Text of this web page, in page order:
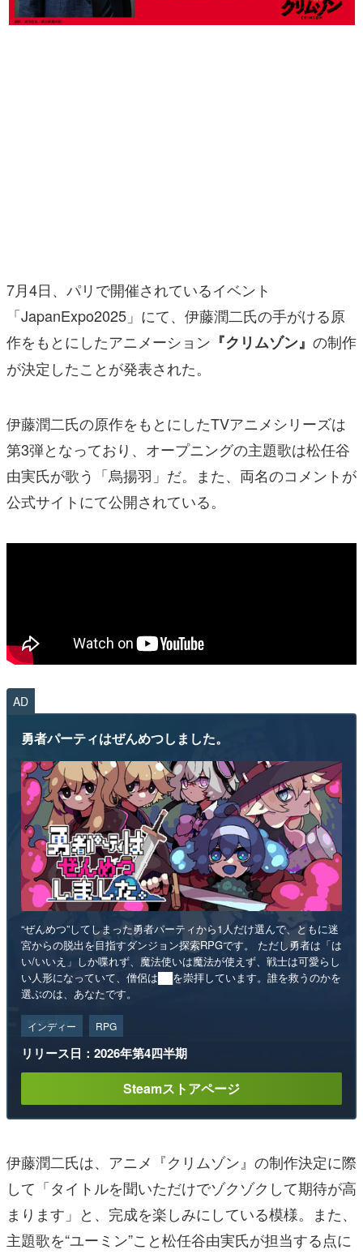
ゲーム開発者・hamatsu氏がゲームの魅力を画面や操作の
具体的な形から解き明かしていく、硬派で骨太な評論連載
その他
電ファミニコゲーマーとは？
運営：株式会社マレ
7月4日、パリで開催されているイベント
「JapanExpo2025」にて、伊藤潤二氏の手がける原
作をもとにしたアニメーション 『クリムゾン』 の制作
が決定したことが発表された。
伊藤潤二氏の原作をもとにしたTVアニメシリーズは
第3弾となっており、オープニングの主題歌は松任谷
由実氏が歌う「烏揚羽」だ。また、両名のコメントが
公式サイトにて公開されている。
AD
勇者パーティはぜんめつしました。
“ぜんめつ”してしまった勇者パーティから1人だけ選んで、ともに迷
宮からの脱出を目指すダンジョン探索RPGです。 ただし勇者は「は
い/いいえ」しか喋れず、魔法使いは魔法が使えず、戦士は可愛らし
い人形になっていて、僧侶は██を崇拝しています。誰を救うのかを
選ぶのは、あなたです。
インディー RPG
リリース日：2026年第4四半期
Steamストアページ
伊藤潤二氏は、アニメ『クリムゾン』の制作決定に際
して「タイトルを聞いただけでゾクゾクして期待が高
まります」と、完成を楽しみにしている模様。また、
主題歌を“ユーミン”こと松任谷由実氏が担当する点に